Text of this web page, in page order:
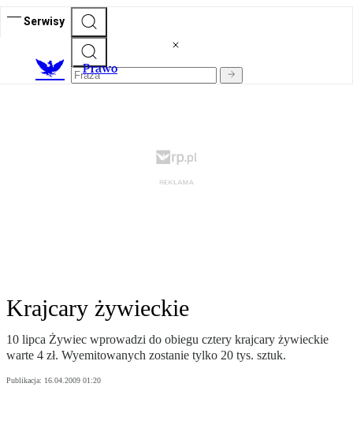
Serwisy
Prawo
Krajcary żywieckie
10 lipca Żywiec wprowadzi do obiegu cztery krajcary żywieckie
warte 4 zł. Wyemitowanych zostanie tylko 20 tys. sztuk.
Publikacja: 16.04.2009 01:20